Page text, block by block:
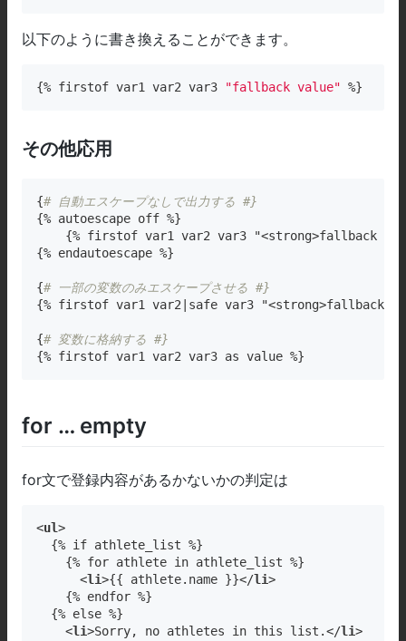
以下のように書き換えることができます。
{% firstof var1 var2 var3 "fallback value" %}
その他応用
{# 自動エスケープなしで出力する #}
{% autoescape off %}
{% firstof var1 var2 var3 "<strong>fallback
{% endautoescape %}
{# 一部の変数のみエスケープさせる #}
{% firstof var1 var2|safe var3 "<strong>fallback
{# 変数に格納する #}
{% firstof var1 var2 var3 as value %}
for … empty
for文で登録内容があるかないかの判定は
<ul>
  {% if athlete_list %}
    {% for athlete in athlete_list %}
      <
li>{{ athlete.name }}</li>
    {% endfor %}
  {% else %}
    <
li>Sorry, no athletes in this list.</li>